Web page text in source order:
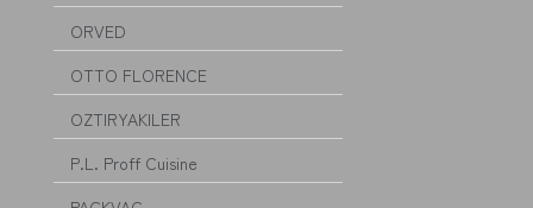
ORVED
OTTO FLORENCE
OZTIRYAKILER
P.L. Proff Cuisine